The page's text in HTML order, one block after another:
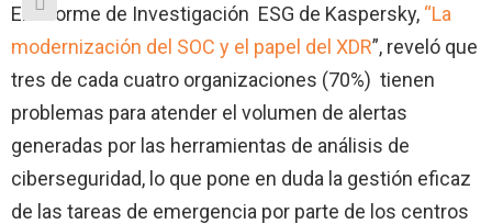
El Informe de Investigación ESG de Kaspersky, “La
modernización del SOC y el papel del XDR”, reveló que
tres de cada cuatro organizaciones (70%) tienen
problemas para atender el volumen de alertas
generadas por las herramientas de análisis de
ciberseguridad, lo que pone en duda la gestión eficaz
de las tareas de emergencia por parte de los centros